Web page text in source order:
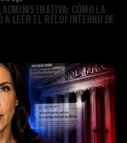
ADMINISTRATIVA: CÓMO LA
A LEER EL RELOJ INTERNO DE